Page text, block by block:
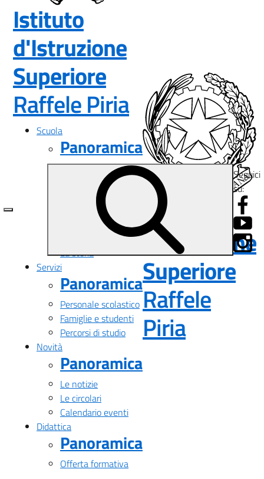
Istituto
d'Istruzione
Superiore
Raffele Piria— Visita la
Scuola
Panoramica
Presentazione
Le persone
I numeri della scuola
Le carte della scuola
Organizzazione
La storia
Servizi
Panoramica
Personale scolastico
Famiglie e studenti
Percorsi di studio
Novità
Panoramica
Le notizie
Le circolari
Calendario eventi
Didattica
Panoramica
Offerta formativa
Istituto
d'Istruzione
Superiore
Raffele
Piria—
Seguici
su: